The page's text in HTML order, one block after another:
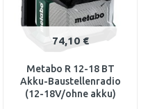
74,10 €
Metabo R 12-18 BT
Akku-Baustellenradio
(12-18V/ohne akku)